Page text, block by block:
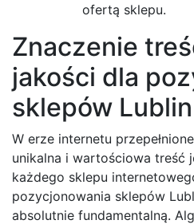
ofertą sklepu.
Znaczenie
jakości dla
sklepów Lublin
W erze internetu
unikalna i wartościowa treść
każdego sklepu
pozycjonowania sklepów
absolutnie fundamentalną.